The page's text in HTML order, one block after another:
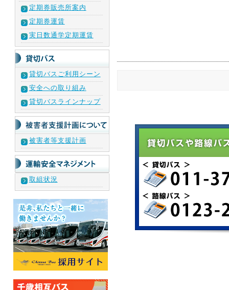
定期券販売所案内
定期券運賃
実日数通学定期運賃
貸切バスご利用シーン
安全への取り組み
貸切バスラインナップ
被害者等支援計画
取組状況